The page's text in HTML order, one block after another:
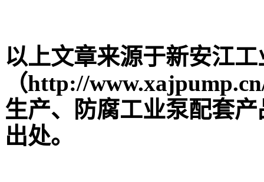
以上文章来源于新安江工
（http://
生产、防腐工业泵配套
出处。